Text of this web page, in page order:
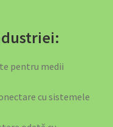
pentru medii
cu sistemele